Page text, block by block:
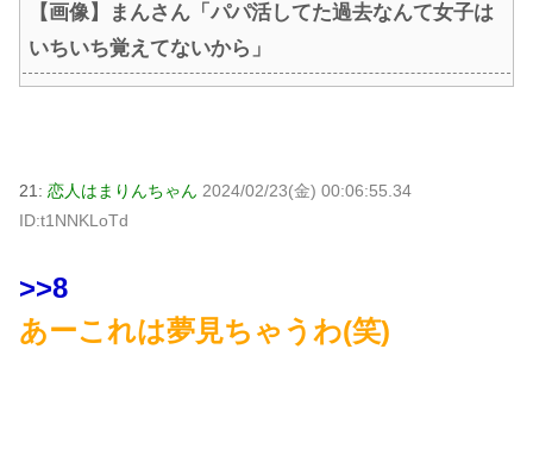
【画像】まんさん「パパ活してた過去なんて女子は
いちいち覚えてないから」
21: 恋人はまりんちゃん 2024/02/23(金) 00:06:55.34
ID:t1NNKLoTd
>>8
あーこれは夢見ちゃうわ(笑)